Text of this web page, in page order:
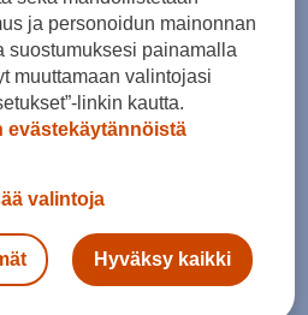
ja personoidun mainonnan
suostumuksesi painamalla
muuttamaan valintojasi
linkin kautta.
evästekäytännöistä
valintoja
Hyväksy kaikki